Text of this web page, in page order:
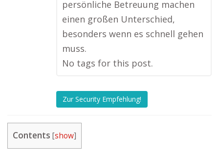
persönliche Betreuung machen
einen großen Unterschied,
besonders wenn es schnell gehen
muss.
No tags for this post.
Zur Security Empfehlung!
Contents [show]